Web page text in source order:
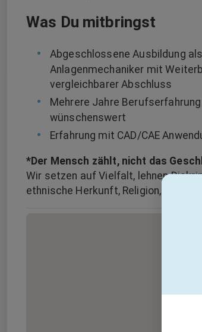
Was Du mitbringst
Abgeschlossene Ausbildung
Anlagenmechaniker mit
vergleichbarer Abschluss
Mehrere Jahre
wünschenswert
Erfahrung mit CAD/CAE
*Der Mensch zählt, nicht das
Wir setzen auf Vielfalt, lehnen
ethnische Herkunft, Religion,